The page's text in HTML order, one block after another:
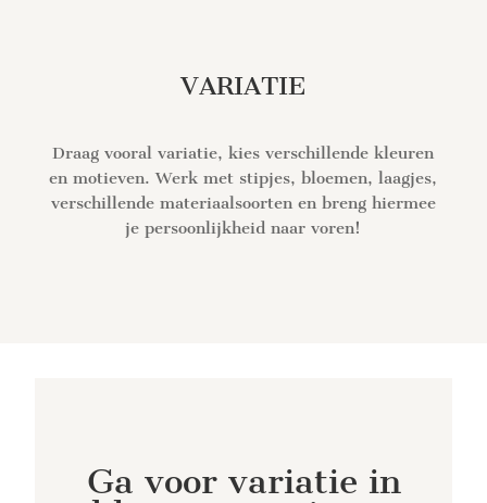
VARIATIE
Draag vooral variatie, kies verschillende kleuren
en motieven. Werk met stipjes, bloemen, laagjes,
verschillende materiaalsoorten en breng hiermee
je persoonlijkheid naar voren!
Ga voor variatie in